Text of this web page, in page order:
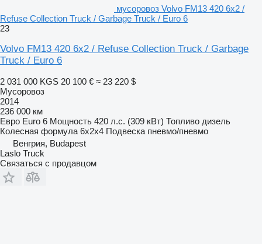
мусоровоз Volvo FM13 420 6x2 /
Refuse Collection Truck / Garbage Truck / Euro 6
23
Volvo FM13 420 6x2 / Refuse Collection Truck / Garbage
Truck / Euro 6
2 031 000 KGS 20 100 € ≈ 23 220 $
Мусоровоз
2014
236 000 км
Евро Euro 6 Мощность 420 л.с. (309 кВт) Топливо дизель
Колесная формула 6x2x4 Подвеска пневмо/пневмо
Венгрия, Budapest
Laslo Truck
Связаться с продавцом